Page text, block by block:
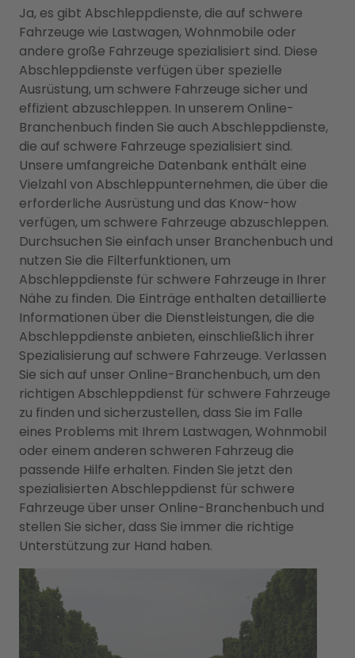
Ja, es gibt Abschleppdienste, die auf schwere
Fahrzeuge wie Lastwagen, Wohnmobile oder
andere große Fahrzeuge spezialisiert sind. Diese
Abschleppdienste verfügen über spezielle
Ausrüstung, um schwere Fahrzeuge sicher und
effizient abzuschleppen. In unserem Online-
Branchenbuch finden Sie auch Abschleppdienste,
die auf schwere Fahrzeuge spezialisiert sind.
Unsere umfangreiche Datenbank enthält eine
Vielzahl von Abschleppunternehmen, die über die
erforderliche Ausrüstung und das Know-how
verfügen, um schwere Fahrzeuge abzuschleppen.
Durchsuchen Sie einfach unser Branchenbuch und
nutzen Sie die Filterfunktionen, um
Abschleppdienste für schwere Fahrzeuge in Ihrer
Nähe zu finden. Die Einträge enthalten detaillierte
Informationen über die Dienstleistungen, die die
Abschleppdienste anbieten, einschließlich ihrer
Spezialisierung auf schwere Fahrzeuge. Verlassen
Sie sich auf unser Online-Branchenbuch, um den
richtigen Abschleppdienst für schwere Fahrzeuge
zu finden und sicherzustellen, dass Sie im Falle
eines Problems mit Ihrem Lastwagen, Wohnmobil
oder einem anderen schweren Fahrzeug die
passende Hilfe erhalten. Finden Sie jetzt den
spezialisierten Abschleppdienst für schwere
Fahrzeuge über unser Online-Branchenbuch und
stellen Sie sicher, dass Sie immer die richtige
Unterstützung zur Hand haben.